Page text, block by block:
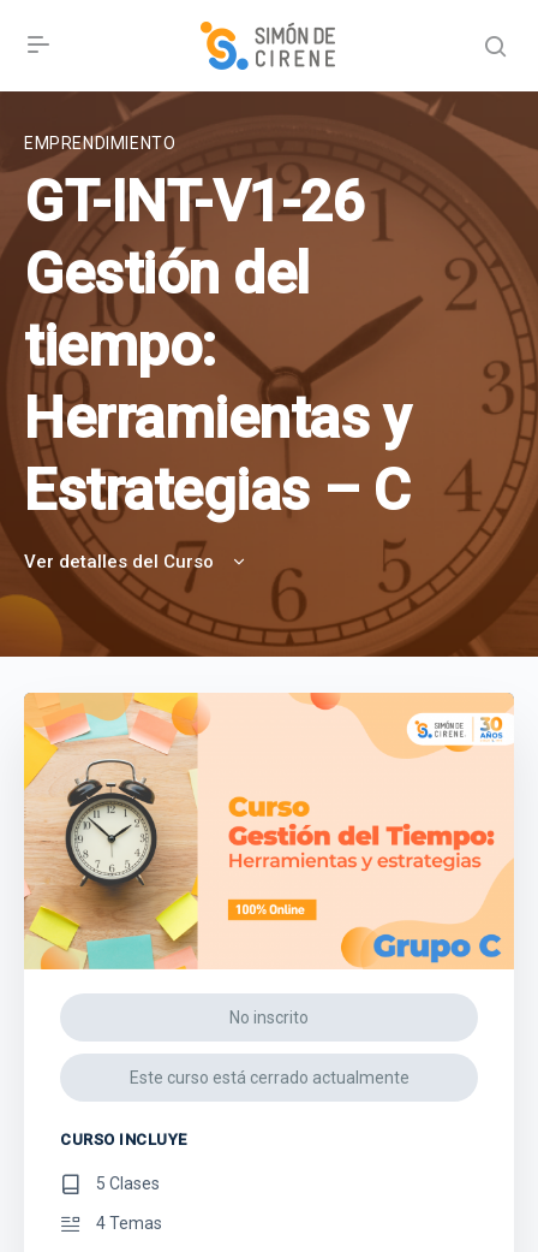
EMPRENDIMIENTO
GT-INT-V1-26
Gestión del
tiempo:
Herramientas y
Estrategias – C
Ver detalles del Curso
No inscrito
Este curso está cerrado actualmente
CURSO INCLUYE
5 Clases
4 Temas